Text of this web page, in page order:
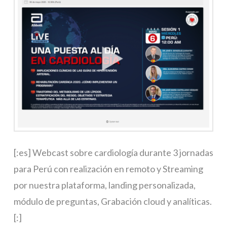
[:es] Webcast sobre cardiología durante 3 jornadas
para Perú con realización en remoto y Streaming
por nuestra plataforma, landing personalizada,
módulo de preguntas, Grabación cloud y analíticas.
[:]